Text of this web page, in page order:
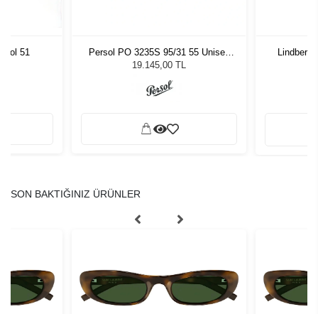
Col 51
Persol PO 3235S 95/31 55 Unisex
Güneş Gözlüğü
19.145,00 TL
Lindberg
SON BAKTIĞINIZ ÜRÜNLER